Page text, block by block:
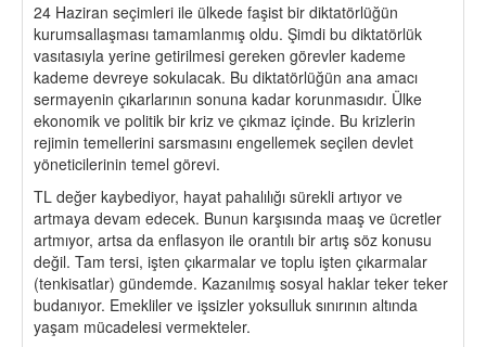
24 Haziran seçimleri ile ülkede faşist bir diktatörlüğün
kurumsallaşması tamamlanmış oldu. Şimdi bu diktatörlük
vasıtasıyla yerine getirilmesi gereken görevler kademe
kademe devreye sokulacak. Bu diktatörlüğün ana amacı
sermayenin çıkarlarının sonuna kadar korunmasıdır. Ülke
ekonomik ve politik bir kriz ve çıkmaz içinde. Bu krizlerin
rejimin temellerini sarsmasını engellemek seçilen devlet
yöneticilerinin temel görevi.
TL değer kaybediyor, hayat pahalılığı sürekli artıyor ve
artmaya devam edecek. Bunun karşısında maaş ve ücretler
artmıyor, artsa da enflasyon ile orantılı bir artış söz konusu
değil. Tam tersi, işten çıkarmalar ve toplu işten çıkarmalar
(tenkisatlar) gündemde. Kazanılmış sosyal haklar teker teker
budanıyor. Emekliler ve işsizler yoksulluk sınırının altında
yaşam mücadelesi vermekteler.